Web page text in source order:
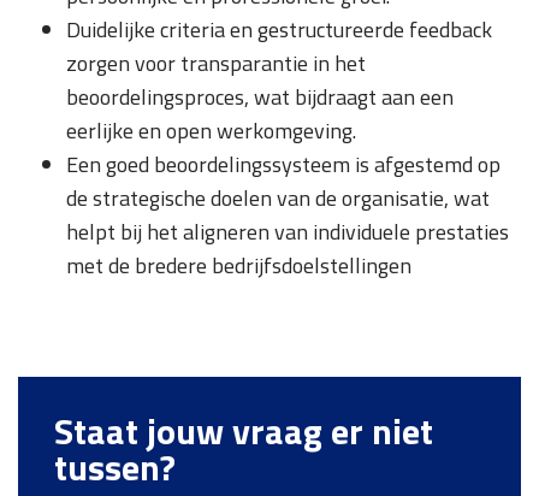
Duidelijke criteria en gestructureerde feedback
zorgen voor transparantie in het
beoordelingsproces, wat bijdraagt aan een
eerlijke en open werkomgeving.
Een goed beoordelingssysteem is afgestemd op
de strategische doelen van de organisatie, wat
helpt bij het aligneren van individuele prestaties
met de bredere bedrijfsdoelstellingen
Staat jouw vraag er niet
tussen?